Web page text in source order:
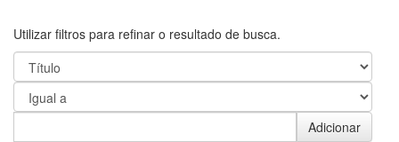
Utilizar filtros para refinar o resultado de busca.